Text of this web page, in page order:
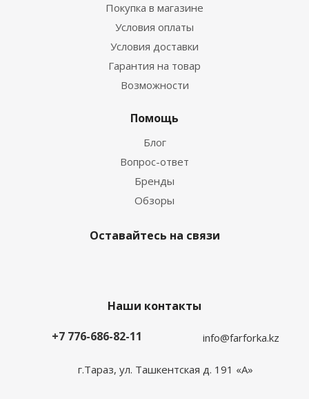
Покупка в магазине
Условия оплаты
Условия доставки
Гарантия на товар
Возможности
Помощь
Блог
Вопрос-ответ
Бренды
Обзоры
Оставайтесь на связи
Наши контакты
+7 776-686-82-11
info@farforka.kz
г.Тараз, ул. Ташкентская д. 191 «А»